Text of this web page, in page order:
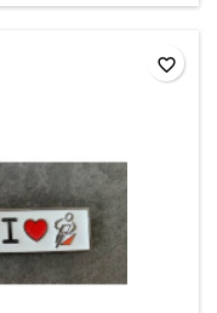
favorite_border